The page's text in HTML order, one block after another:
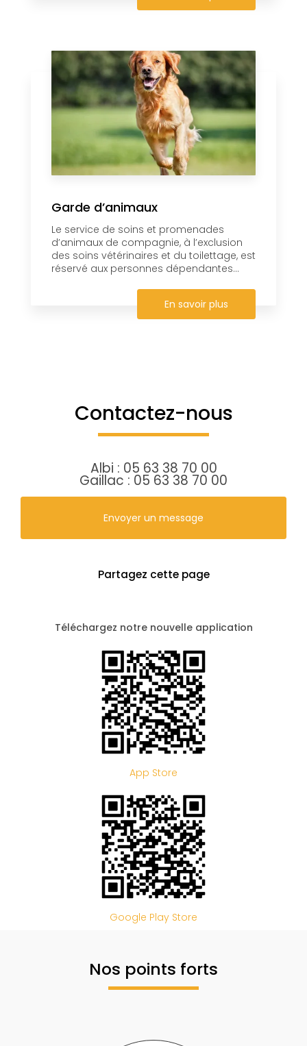
Garde d’animaux
Le service de soins et promenades
d’animaux de compagnie, à l’exclusion
des soins vétérinaires et du toilettage, est
réservé aux personnes dépendantes...
En savoir plus
Contactez-nous
Albi : 05 63 38 70 00
Gaillac : 05 63 38 70 00
Envoyer un message
Partagez cette page
Téléchargez notre nouvelle application
App Store
Google Play Store
Nos points forts